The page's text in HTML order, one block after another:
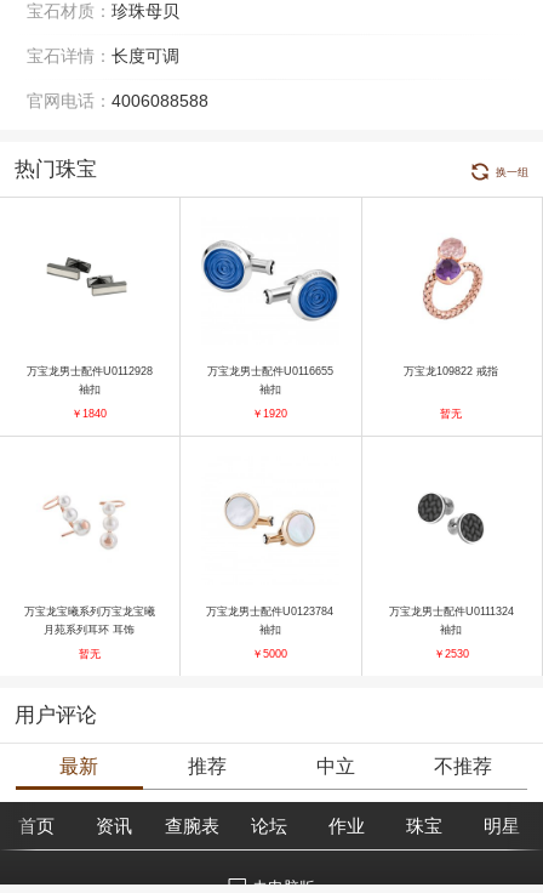
宝石材质： 珍珠母贝
宝石详情： 长度可调
官网电话： 4006088588
热门珠宝 换一组
万宝龙男士配件U0112928
袖扣
￥1840
万宝龙男士配件U0116655
袖扣
￥1920
万宝龙109822 戒指
暂无
万宝龙宝曦系列万宝龙宝曦
月苑系列耳环 耳饰
暂无
万宝龙男士配件U0123784
袖扣
￥5000
万宝龙男士配件U0111324
袖扣
￥2530
用户评论
最新 推荐 中立 不推荐
首页 资讯 查腕表 论坛 作业 珠宝 明星
去电脑版